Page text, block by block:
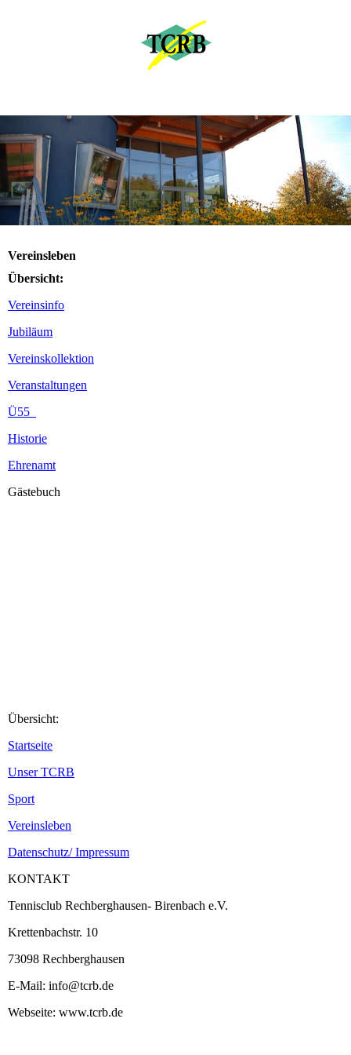
Vereinsleben
Übersicht:
Vereinsinfo
Jubiläum
Vereinskollektion
Veranstaltungen
Ü55
Historie
Ehrenamt
Gästebuch
Übersicht:
Startseite
Unser TCRB
Sport
Vereinsleben
Datenschutz/ Impressum
KONTAKT
Tennisclub Rechberghausen- Birenbach e.V.
Krettenbachstr. 10
73098 Rechberghausen
E-Mail: info@tcrb.de
Webseite: www.tcrb.de